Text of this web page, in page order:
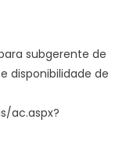
subgerente de
disponibilidade de
ac.aspx?